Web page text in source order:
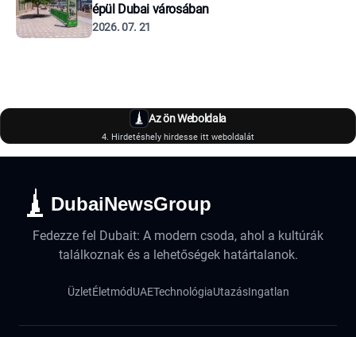
épül Dubai városában
2026. 07. 21
Az ön Weboldala
4. Hirdetéshely hirdesse itt weboldalát
DubaiNewsGroup
Fedezze fel Dubait: A modern csoda, ahol a kultúrák
találkoznak és a lehetőségek határtalanok.
ÜzletÉletmódUAETechnológiaUtazásIngatlan